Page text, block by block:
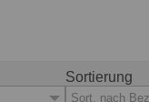
Sortierung
Sort. nach